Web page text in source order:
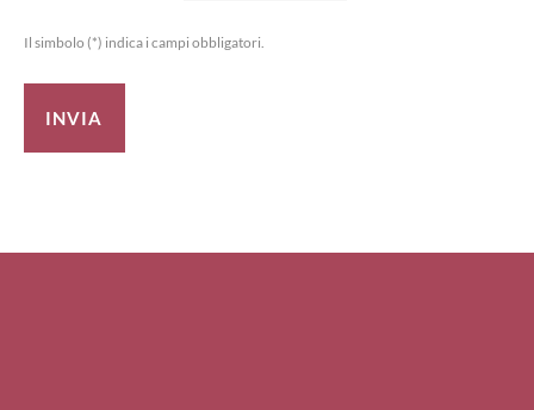
Il simbolo (*) indica i campi obbligatori.